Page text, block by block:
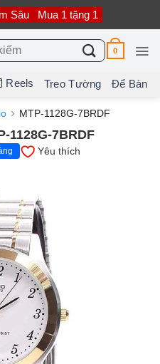
Sâu Mua 1 tặng 1
0
Reels Treo Tường Để Bàn
MTP-1128G-7BRDF
1128G-7BRDF
Yêu thích